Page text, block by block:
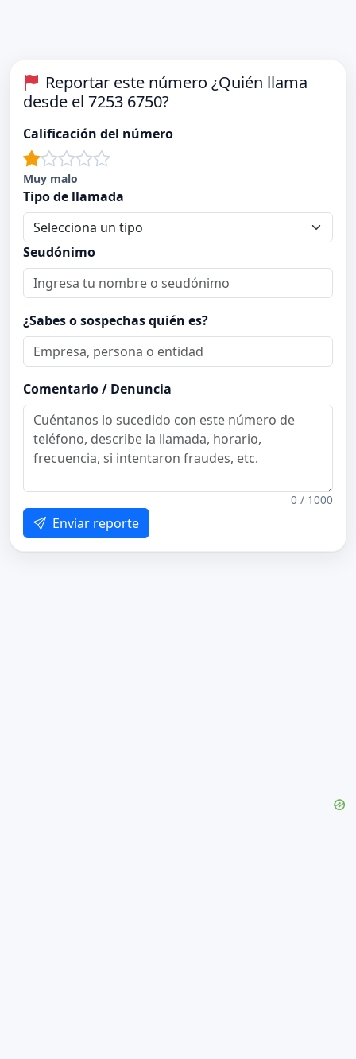
Reportar este número ¿Quién llama
desde el 7253 6750?
Calificación del número
Muy malo
Tipo de llamada
Seudónimo
¿Sabes o sospechas quién es?
Comentario / Denuncia
0 / 1000
Enviar reporte